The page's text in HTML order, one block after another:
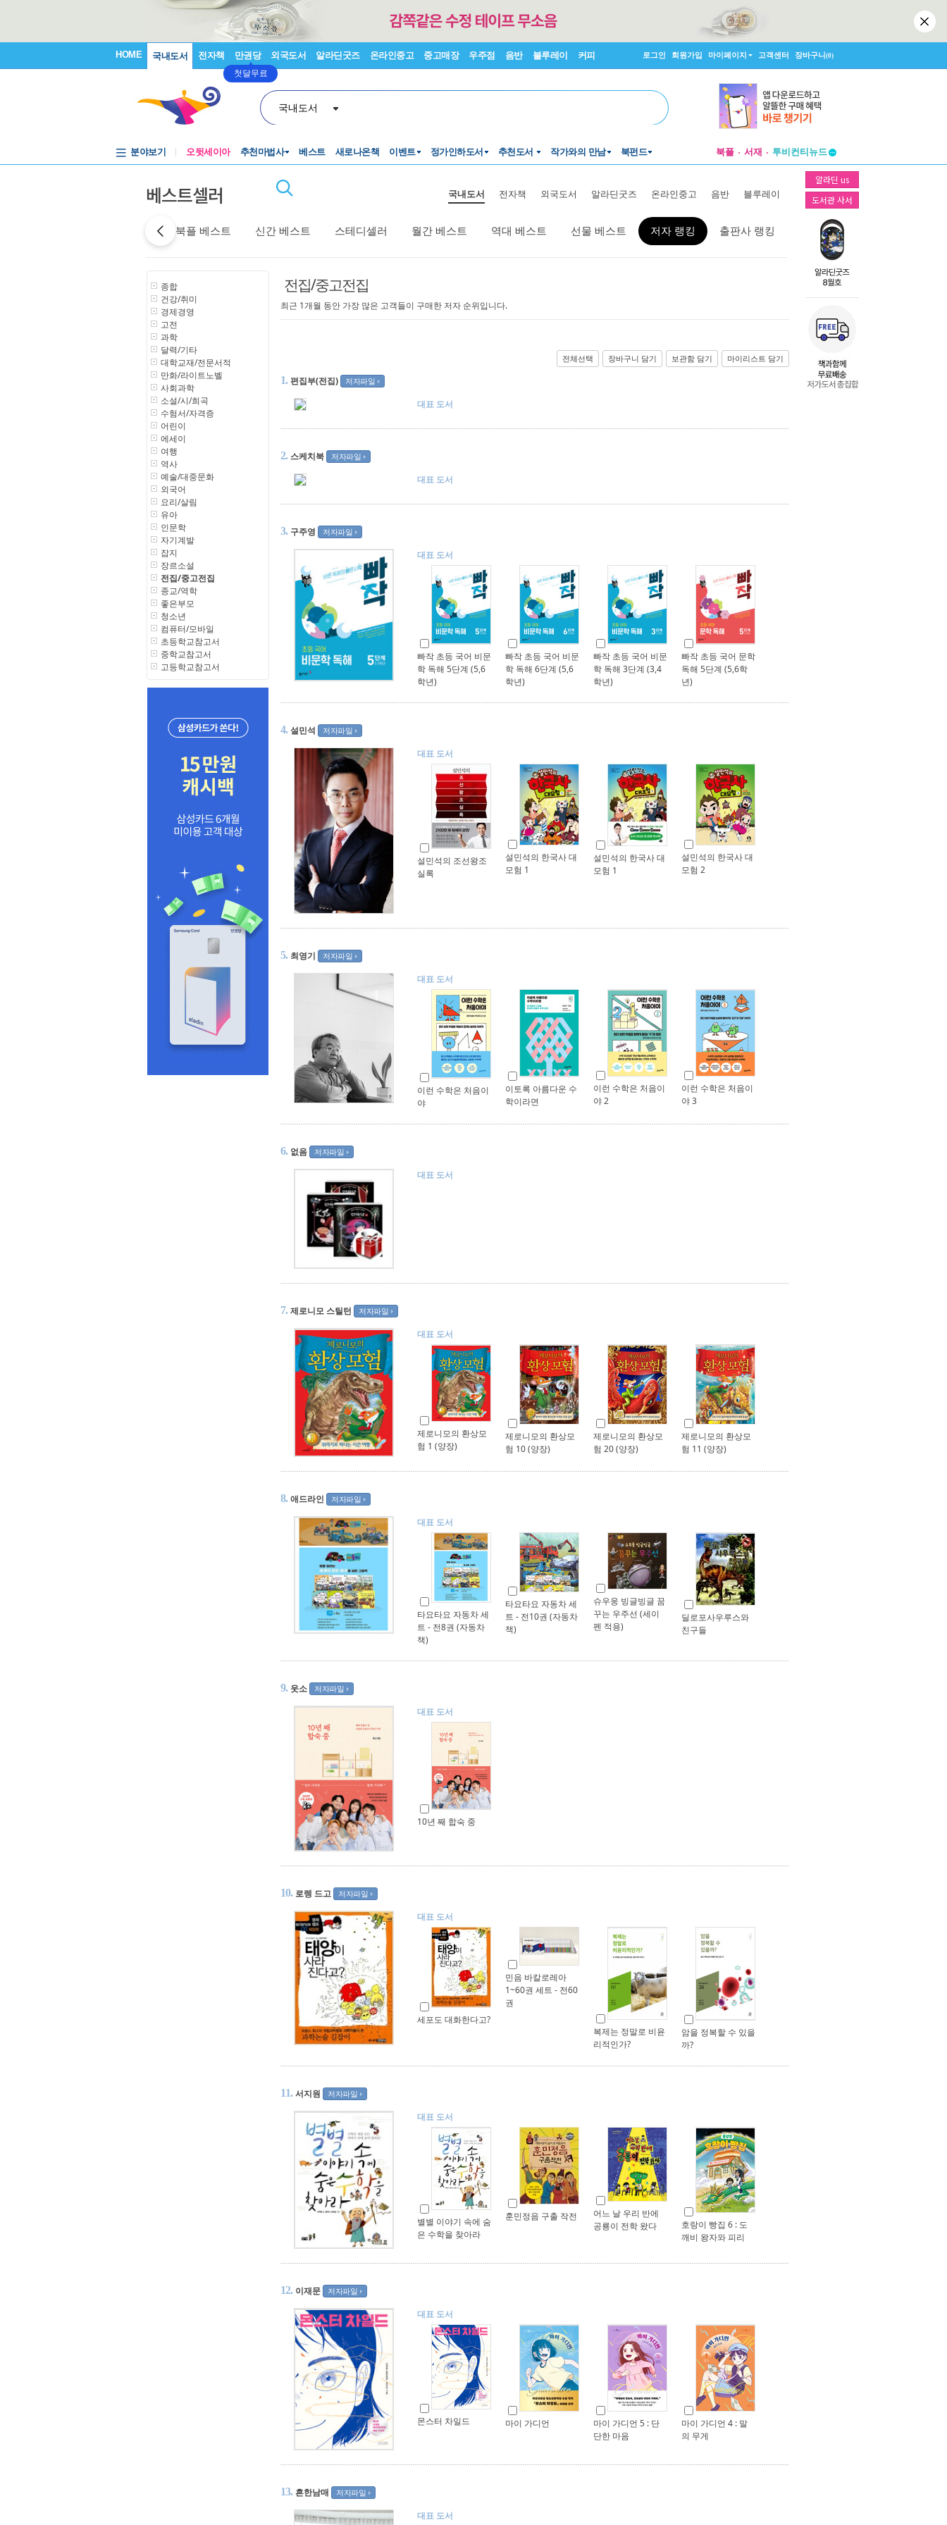
HOME 국내도서 전자책 만권당
첫달무료
외국도서 알라딘굿즈 온라인중고 중고매장 우주점 음반 블루레이 커피 로그인 회원가입 마이페이지 고객센터 장바구니(0)
국내도서
분야보기 오뒷세이아 추천마법사 베스트 새로나온책 이벤트 정가인하도서 추천도서 작가와의 만남 북펀드 북플 서재
투비컨티뉴드
창작플랫폼
투비컨티뉴드
알라딘 us
도서관 사서
베스트셀러 국내도서 전자책 외국도서 알라딘굿즈 온라인중고 음반 블루레이
북플 베스트 신간 베스트 스테디셀러 월간 베스트 역대 베스트 선물 베스트 저자 랭킹 출판사 랭킹
종합
건강/취미
경제경영
고전
과학
달력/기타
대학교재/전문서적
만화/라이트노벨
사회과학
소설/시/희곡
수험서/자격증
어린이
에세이
여행
역사
예술/대중문화
외국어
요리/살림
유아
인문학
자기계발
잡지
장르소설
전집/중고전집
종교/역학
좋은부모
청소년
컴퓨터/모바일
초등학교참고서
중학교참고서
고등학교참고서
전집/중고전집
최근 1개월 동안 가장 많은 고객들이 구매한 저자 순위입니다.
전체선택 장바구니 담기 보관함 담기 마이리스트 담기
1. 편집부(전집) 저자파일
대표 도서
2. 스케치북 저자파일
대표 도서
3. 구주영 저자파일
대표 도서
빠작 초등 국어 비문
학 독해 5단계 (5,6
학년)
빠작 초등 국어 비문
학 독해 6단계 (5,6
학년)
빠작 초등 국어 비문
학 독해 3단계 (3,4
학년)
빠작 초등 국어 문학
독해 5단계 (5,6학
년)
4. 설민석 저자파일
대표 도서
설민석의 조선왕조
실록
설민석의 한국사 대
모험 1
설민석의 한국사 대
모험 1
설민석의 한국사 대
모험 2
5. 최영기 저자파일
대표 도서
이런 수학은 처음이
야
이토록 아름다운 수
학이라면
이런 수학은 처음이
야 2
이런 수학은 처음이
야 3
6. 없음 저자파일
대표 도서
7. 제로니모 스틸턴 저자파일
대표 도서
제로니모의 환상모
험 1 (양장)
제로니모의 환상모
험 10 (양장)
제로니모의 환상모
험 20 (양장)
제로니모의 환상모
험 11 (양장)
8. 애드라인 저자파일
대표 도서
타요타요 자동차 세
트 - 전8권 (자동차
책)
타요타요 자동차 세
트 - 전10권 (자동차
책)
슈우웅 빙글빙글 꿈
꾸는 우주선 (세이
펜 적용)
딜로포사우루스와
친구들
9. 웃소 저자파일
대표 도서
10년 째 합숙 중
10. 로렝 드고 저자파일
대표 도서
세포도 대화한다고?
민음 바칼로레아
1~60권 세트 - 전60
권
복제는 정말로 비윤
리적인가?
암을 정복할 수 있을
까?
11. 서지원 저자파일
대표 도서
별별 이야기 속에 숨
은 수학을 찾아라
훈민정음 구출 작전
어느 날 우리 반에
공룡이 전학 왔다
호랑이 빵집 6 : 도
깨비 왕자와 피리
12. 이재문 저자파일
대표 도서
몬스터 차일드 마이 가디언
마이 가디언 5 : 단
단한 마음
마이 가디언 4 : 말
의 무게
13. 흔한남매 저자파일
대표 도서